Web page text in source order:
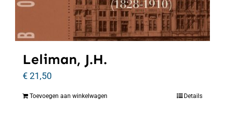
Leliman, J.H.
€21,50
Toevoegen aan winkelwagen Details